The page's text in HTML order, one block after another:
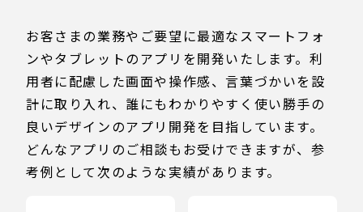
お客さまの業務やご要望に最適なスマートフォ
ンやタブレットのアプリを開発いたします。利
用者に配慮した画面や操作感、言葉づかいを設
計に取り入れ、誰にもわかりやすく使い勝手の
良いデザインのアプリ開発を目指しています。
どんなアプリのご相談もお受けできますが、参
考例として次のような実績があります。